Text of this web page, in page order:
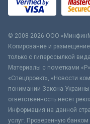
© 2008-2026 ООО
Копирование и размещение
только с гиперссылкой
Материалы с пометками
«Спецпроект», «Новости
понимании Закона
ответственность несёт
Информация на данной
услуг. Проверенную